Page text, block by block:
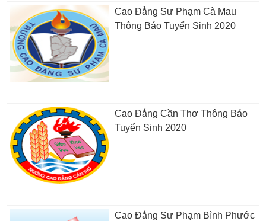
Cao Đẳng Sư Phạm Cà Mau
Thông Báo Tuyển Sinh 2020
Cao Đẳng Cần Thơ Thông Báo
Tuyển Sinh 2020
Cao Đẳng Sư Phạm Bình Phước